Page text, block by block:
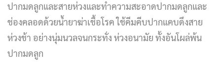
ปากมดลูกและสายห่วงและทำความสะอาดปากมดลูกและ
ช่องคลอดด้วยน้ำยาฆ่าเชื้อโรคใช้คีมคีบปากแคบดึงสาย
ห่วงช้า อย่างนุ่มนวลจนกระทั่ง ห่วงอนามัย ทั้งอันโผล่พ้น
ปากมดลูก